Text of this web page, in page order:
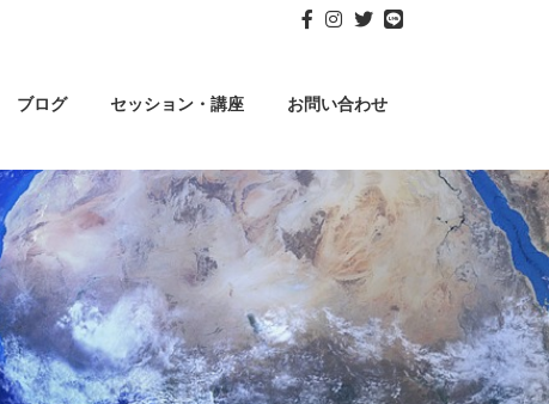
ブログ セッション・講座 お問い合わせ